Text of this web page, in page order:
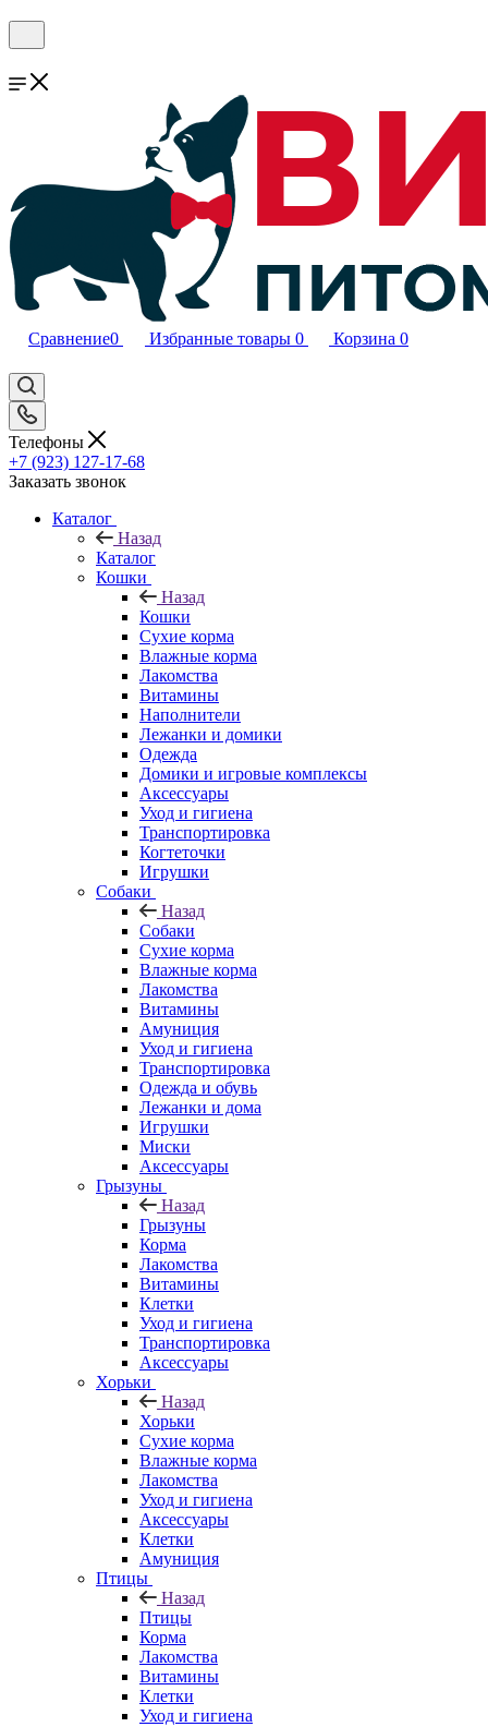
Сравнение0 Избранные товары 0 Корзина 0
Телефоны
+7 (923) 127-17-68
Заказать звонок
Каталог
Назад
Каталог
Кошки
Назад
Кошки
Сухие корма
Влажные корма
Лакомства
Витамины
Наполнители
Лежанки и домики
Одежда
Домики и игровые комплексы
Аксессуары
Уход и гигиена
Транспортировка
Когтеточки
Игрушки
Собаки
Назад
Собаки
Сухие корма
Влажные корма
Лакомства
Витамины
Амуниция
Уход и гигиена
Транспортировка
Одежда и обувь
Лежанки и дома
Игрушки
Миски
Аксессуары
Грызуны
Назад
Грызуны
Корма
Лакомства
Витамины
Клетки
Уход и гигиена
Транспортировка
Аксессуары
Хорьки
Назад
Хорьки
Сухие корма
Влажные корма
Лакомства
Уход и гигиена
Аксессуары
Клетки
Амуниция
Птицы
Назад
Птицы
Корма
Лакомства
Витамины
Клетки
Уход и гигиена